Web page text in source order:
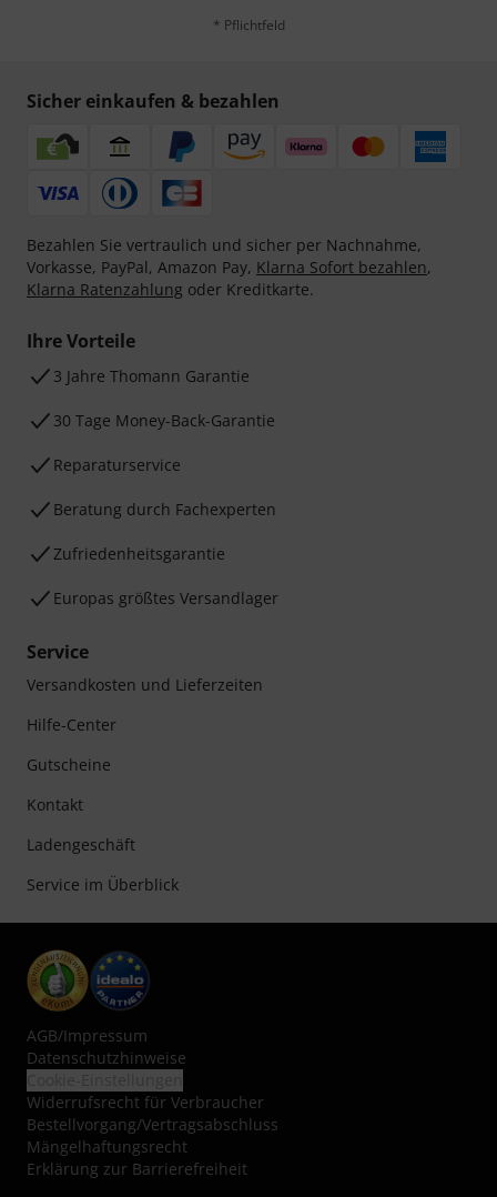
* Pflichtfeld
Sicher einkaufen & bezahlen
Bezahlen Sie vertraulich und sicher per Nachnahme,
Vorkasse, PayPal, Amazon Pay, Klarna Sofort bezahlen,
Klarna Ratenzahlung oder Kreditkarte.
Ihre Vorteile
3 Jahre Thomann Garantie
30 Tage Money-Back-Garantie
Reparaturservice
Beratung durch Fachexperten
Zufriedenheitsgarantie
Europas größtes Versandlager
Service
Versandkosten und Lieferzeiten
Hilfe-Center
Gutscheine
Kontakt
Ladengeschäft
Service im Überblick
AGB/Impressum
Datenschutzhinweise
Widerrufsrecht für Verbraucher
Bestellvorgang/Vertragsabschluss
Mängelhaftungsrecht
Erklärung zur Barrierefreiheit